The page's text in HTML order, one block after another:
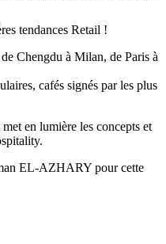
tendances Retail !
Chengdu à Milan, de Paris à
cafés signés par les plus
en lumière les concepts et
EL-AZHARY pour cette